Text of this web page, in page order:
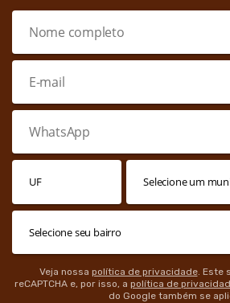
Veja nossa política de privacidade. Este
reCAPTCHA e, por isso, a política de
do Google também se